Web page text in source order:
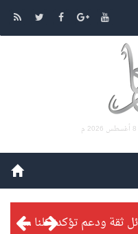
8 أغسطس 2026 م
من المعذر إلى المونديال.. رسائل ثقة ودعم تؤكد: كلنا مع الأخضر